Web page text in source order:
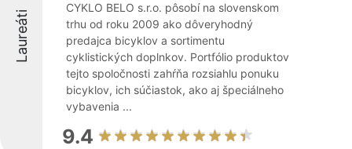
Laureáti
CYKLO BELO s.r.o. pôsobí na slovenskom
trhu od roku 2009 ako dôveryhodný
predajca bicyklov a sortimentu
cyklistických doplnkov. Portfólio produktov
tejto spoločnosti zahŕňa rozsiahlu ponuku
bicyklov, ich súčiastok, ako aj špeciálneho
vybavenia ...
9.4